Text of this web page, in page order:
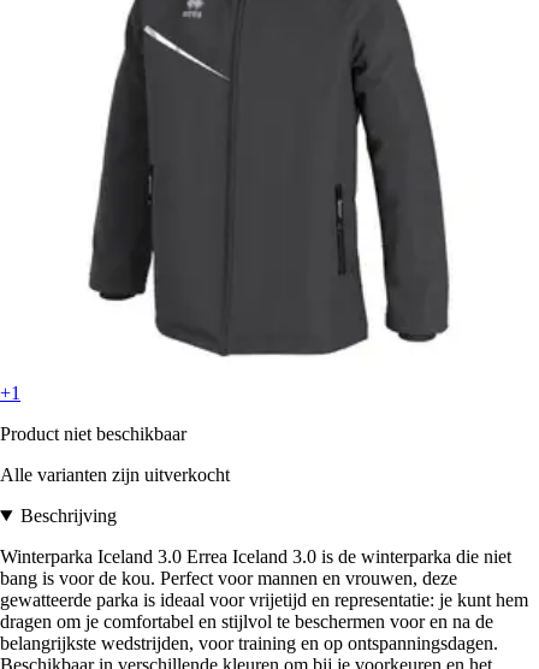
+1
Product niet beschikbaar
Alle varianten zijn uitverkocht
Beschrijving
Winterparka Iceland 3.0 Errea Iceland 3.0 is de winterparka die niet
bang is voor de kou. Perfect voor mannen en vrouwen, deze
gewatteerde parka is ideaal voor vrijetijd en representatie: je kunt hem
dragen om je comfortabel en stijlvol te beschermen voor en na de
belangrijkste wedstrijden, voor training en op ontspanningsdagen.
Beschikbaar in verschillende kleuren om bij je voorkeuren en het